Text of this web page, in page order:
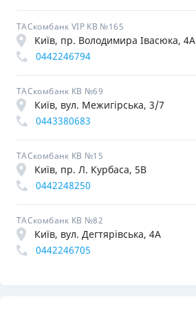
ТАСкомбанк VIP КВ №165
Київ, пр. Володимира Івасюка, 4А
0442246794
ТАСкомбанк КВ №69
Київ, вул. Межигірська, 3/7
0443380683
ТАСкомбанк КВ №15
Київ, пр. Л. Курбаса, 5В
0442248250
ТАСкомбанк КВ №82
Київ, вул. Дегтярівська, 4А
0442246705